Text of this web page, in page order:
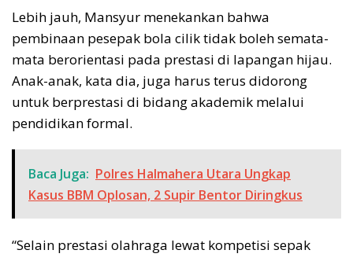
Lebih jauh, Mansyur menekankan bahwa
pembinaan pesepak bola cilik tidak boleh semata-
mata berorientasi pada prestasi di lapangan hijau.
Anak-anak, kata dia, juga harus terus didorong
untuk berprestasi di bidang akademik melalui
pendidikan formal.
Baca Juga: Polres Halmahera Utara Ungkap
Kasus BBM Oplosan, 2 Supir Bentor Diringkus
“Selain prestasi olahraga lewat kompetisi sepak